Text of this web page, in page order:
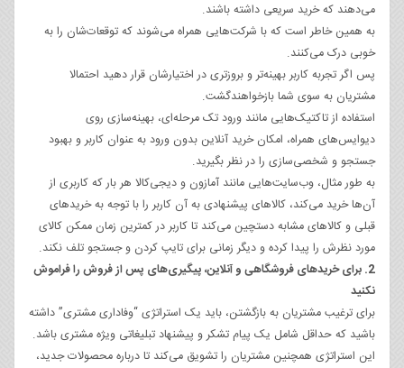
می‌دهند که خرید سریعی داشته باشند.
به همین خاطر است که با شرکت‌هایی همراه می‌شوند که توقعات‌شان را به
خوبی درک می‌کنند.
پس اگر تجربه کاربر بهینه‌تر و بروزتری در اختیارشان قرار دهید احتمالا
مشتریان به سوی شما بازخواهندگشت.
استفاده از تاکتیک‌هایی مانند ورود تک مرحله‌ای، بهینه‌سازی روی
دیوایس‌های همراه، امکان خرید آنلاین بدون ورود به عنوان کاربر و بهبود
جستجو و شخصی‌سازی را در نظر بگیرید.
به طور مثال، وب‌سایت‌هایی مانند آمازون و دیجی‌کالا هر بار که کاربری از
آن‌ها خرید می‌کند، کالاهای پیشنهادی به آن کاربر را با توجه به خریدهای
قبلی و کالاهای مشابه دستچین می‌کند تا کاربر در کمترین زمان ممکن کالای
مورد نظرش را پیدا کرده و دیگر زمانی برای تایپ کردن و جستجو تلف نکند.
2. برای خریدهای فروشگاهی و آنلاین، پیگیری‌های پس از فروش را فراموش
نکنید
برای ترغیب مشتریان به بازگشتن، باید یک استراتژی “وفاداری مشتری” داشته
باشید که حداقل شامل یک پیام تشکر و پیشنهاد تبلیغاتی ویژه مشتری باشد.
این استراتژی همچنین مشتریان را تشویق می‌کند تا درباره محصولات جدید،